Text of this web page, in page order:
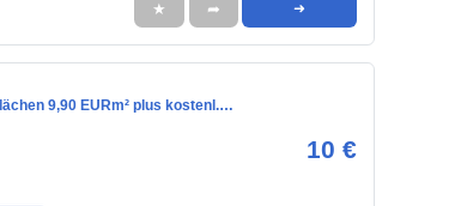
★ ➦ ➜
9,90 EURm² plus kostenl.…
10 €